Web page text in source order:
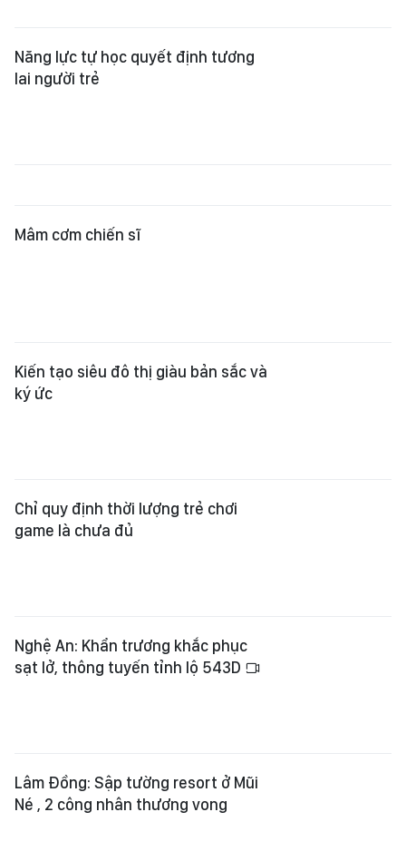
Năng lực tự học quyết định tương
lai người trẻ
Mâm cơm chiến sĩ
Kiến tạo siêu đô thị giàu bản sắc và
ký ức
Chỉ quy định thời lượng trẻ chơi
game là chưa đủ
Nghệ An: Khẩn trương khắc phục
sạt lở, thông tuyến tỉnh lộ 543D
Lâm Đồng: Sập tường resort ở Mũi
Né , 2 công nhân thương vong